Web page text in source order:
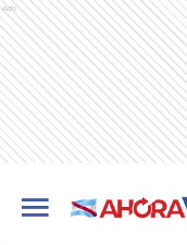
Ads